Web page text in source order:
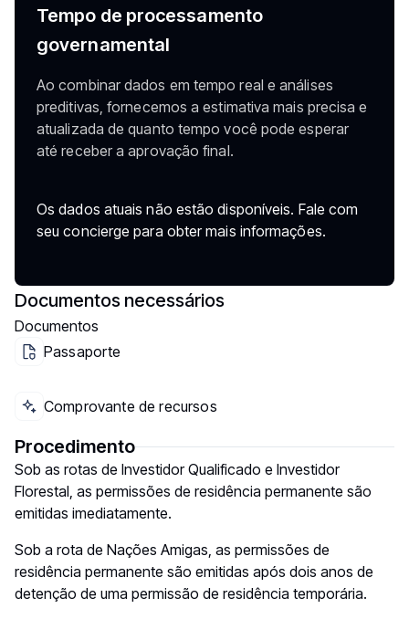
Tempo de processamento
governamental
Ao combinar dados em tempo real e análises
preditivas, fornecemos a estimativa mais precisa e
atualizada de quanto tempo você pode esperar
até receber a aprovação final.
Os dados atuais não estão disponíveis. Fale com
seu concierge para obter mais informações.
Documentos necessários
Documentos
Passaporte
Comprovante de recursos
Procedimento
Sob as rotas de Investidor Qualificado e Investidor
Florestal, as permissões de residência permanente são
emitidas imediatamente.
Sob a rota de Nações Amigas, as permissões de
residência permanente são emitidas após dois anos de
detenção de uma permissão de residência temporária.